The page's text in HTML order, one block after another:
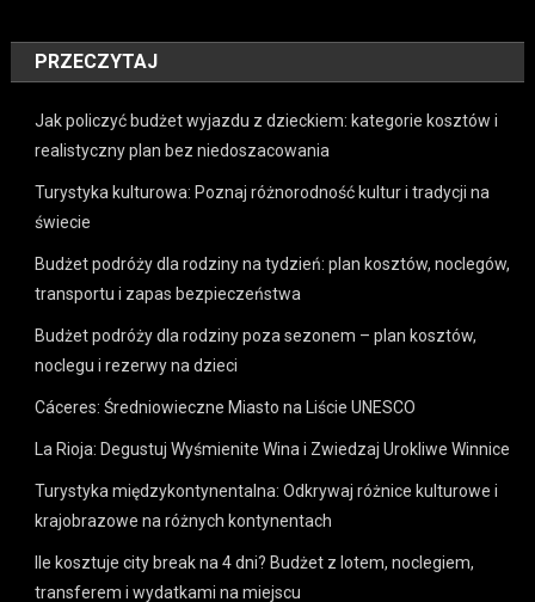
PRZECZYTAJ
Jak policzyć budżet wyjazdu z dzieckiem: kategorie kosztów i
realistyczny plan bez niedoszacowania
Turystyka kulturowa: Poznaj różnorodność kultur i tradycji na
świecie
Budżet podróży dla rodziny na tydzień: plan kosztów, noclegów,
transportu i zapas bezpieczeństwa
Budżet podróży dla rodziny poza sezonem – plan kosztów,
noclegu i rezerwy na dzieci
Cáceres: Średniowieczne Miasto na Liście UNESCO
La Rioja: Degustuj Wyśmienite Wina i Zwiedzaj Urokliwe Winnice
Turystyka międzykontynentalna: Odkrywaj różnice kulturowe i
krajobrazowe na różnych kontynentach
Ile kosztuje city break na 4 dni? Budżet z lotem, noclegiem,
transferem i wydatkami na miejscu